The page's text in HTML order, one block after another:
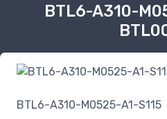
BTL6-A310-
BTL6-A310-M0525-A1-S115